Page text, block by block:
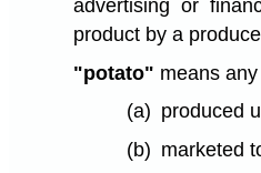
advertising or
product by a
"potato" means
(a) produced
(b) marketed